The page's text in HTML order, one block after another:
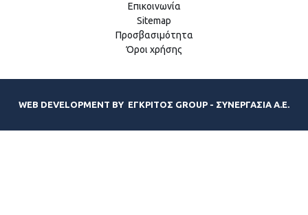
Επικοινωνία
Sitemap
Προσβασιμότητα
Όροι χρήσης
WEB DEVELOPMENT BY ΕΓΚΡΙΤΟΣ GROUP - ΣΥΝΕΡΓΑΣΙΑ Α.Ε.